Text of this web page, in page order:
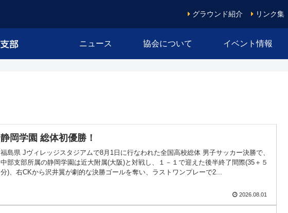
グラウンド紹介 リンク集
ニュース 協会について イベント情報
静岡学園 総体初優勝！
福島県 Jヴィレッジスタジアムで8月1日に行なわれた全国高校総体 男子サッカー決勝で、
中部支部所属の静岡学園は近大附属(大阪)と対戦し、１－１で迎えた後半終了間際(35＋５
分)、右CKから沢井翼が劇的な決勝ゴールを奪い、ラストワンプレーで2...
2026.08.01